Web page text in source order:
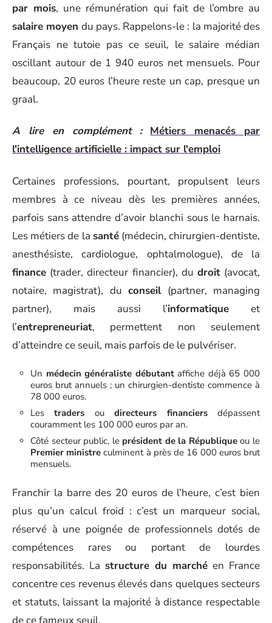
par mois, une rémunération qui fait de l’ombre au
salaire moyen du pays. Rappelons-le : la majorité des
Français ne tutoie pas ce seuil, le salaire médian
oscillant autour de 1 940 euros net mensuels. Pour
beaucoup, 20 euros l’heure reste un cap, presque un
graal.
A lire en complément : Métiers menacés par
l'intelligence artificielle : impact sur l'emploi
Certaines professions, pourtant, propulsent leurs
membres à ce niveau dès les premières années,
parfois sans attendre d’avoir blanchi sous le harnais.
Les métiers de la santé(médecin, chirurgien-dentiste,
anesthésiste, cardiologue, ophtalmologue), de la
finance (trader, directeur financier), du droit(avocat,
notaire, magistrat), duconseil(partner, managing
partner), mais aussi l’informatique et
l’entrepreneuriat, permettent non seulement
d’atteindre ce seuil, mais parfois de le pulvériser.
Un médecin généraliste débutantaffiche déjà 65 000
euros brut annuels ; un chirurgien-dentiste commence à
78 000 euros.
Lestraders oudirecteurs financiersdépassent
couramment les 100 000 euros par an.
Côté secteur public, le président de la Républiqueou le
Premier ministre culminent à près de 16 000 euros brut
mensuels.
Franchir la barre des 20 euros de l’heure, c’est bien
plus qu’un calcul froid : c’est un marqueur social,
réservé à une poignée de professionnels dotés de
compétences rares ou portant de lourdes
responsabilités. La structure du marché en France
concentre ces revenus élevés dans quelques secteurs
et statuts, laissant la majorité à distance respectable
de ce fameux seuil.